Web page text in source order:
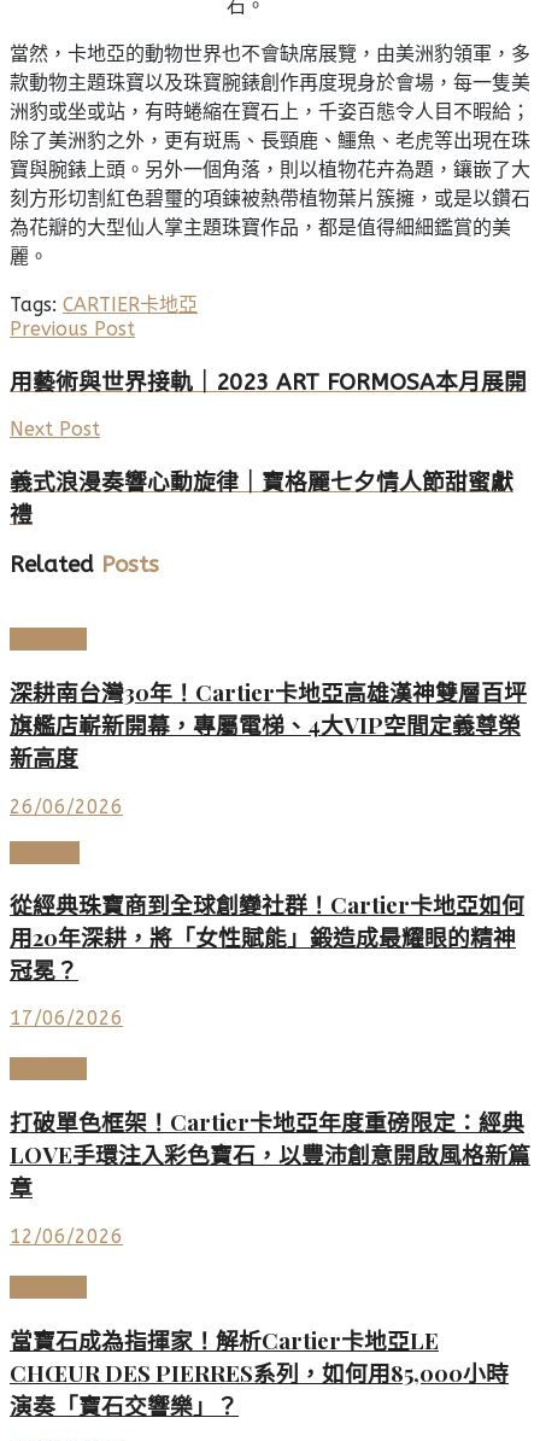
石。
當然，卡地亞的動物世界也不會缺席展覽，由美洲豹領軍，多
款動物主題珠寶以及珠寶腕錶創作再度現身於會場，每一隻美
洲豹或坐或站，有時蜷縮在寶石上，千姿百態令人目不暇給；
除了美洲豹之外，更有斑馬、長頸鹿、鱷魚、老虎等出現在珠
寶與腕錶上頭。另外一個角落，則以植物花卉為題，鑲嵌了大
刻方形切割紅色碧璽的項鍊被熱帶植物葉片簇擁，或是以鑽石
為花瓣的大型仙人掌主題珠寶作品，都是值得細細鑑賞的美
麗。
Tags: CARTIER卡地亞
Previous Post
用藝術與世界接軌｜2023 ART FORMOSA本月展開
Next Post
義式浪漫奏響心動旋律｜寶格麗七夕情人節甜蜜獻
禮
Related Posts
深耕南台灣30年！Cartier卡地亞高雄漢神雙層百坪
旗艦店嶄新開幕，專屬電梯、4大VIP空間定義尊榮
新高度
26/06/2026
從經典珠寶商到全球創變社群！Cartier卡地亞如何
用20年深耕，將「女性賦能」鍛造成最耀眼的精神
冠冕？
17/06/2026
打破單色框架！Cartier卡地亞年度重磅限定：經典
LOVE手環注入彩色寶石，以豐沛創意開啟風格新篇
章
12/06/2026
當寶石成為指揮家！解析Cartier卡地亞LE
CHŒUR DES PIERRES系列，如何用85,000小時
演奏「寶石交響樂」？